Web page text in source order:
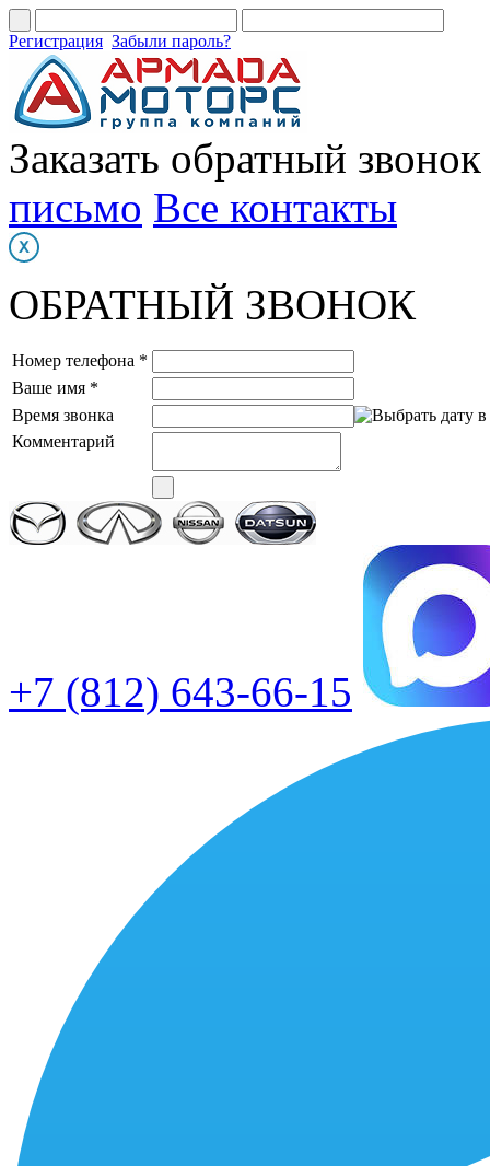
Регистрация Забыли пароль?
Заказать обратный звонок
письмо Все контакты
ОБРАТНЫЙ ЗВОНОК
Номер телефона *
Ваше имя *
Время звонка
Комментарий
+7 (812) 643-66-15